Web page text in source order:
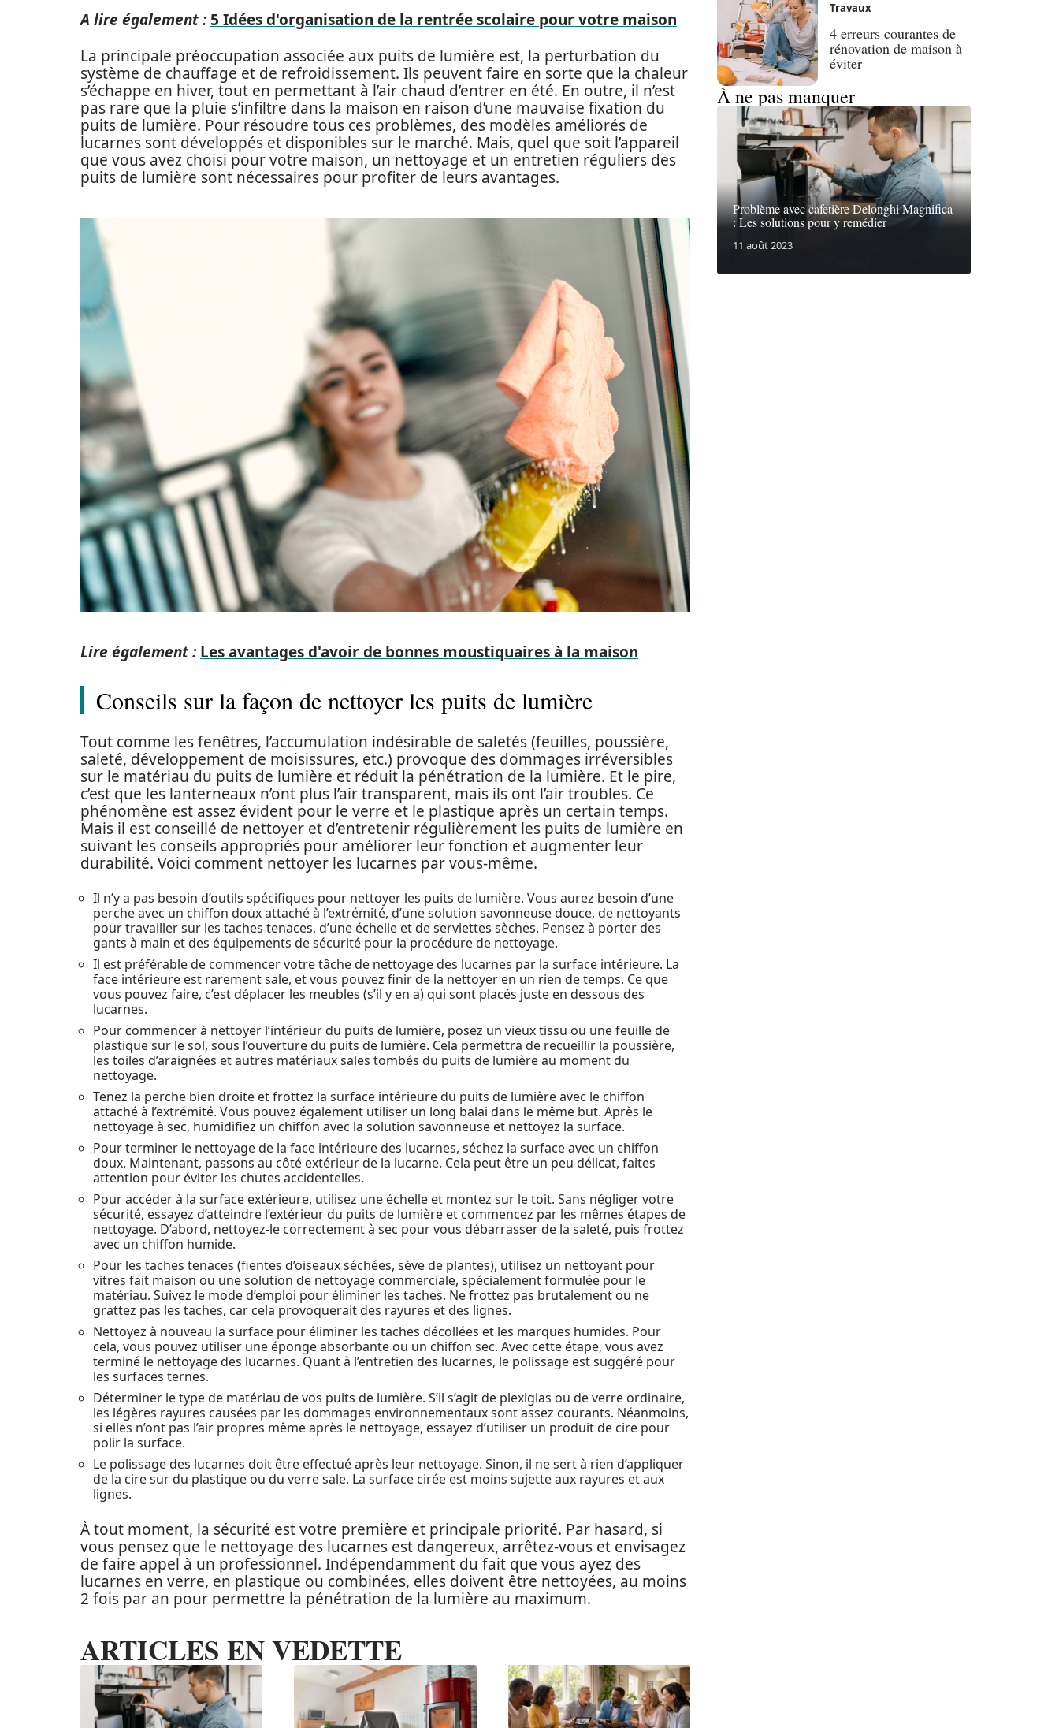
A lire également : 5 Idées d'organisation de la rentrée scolaire pour votre maison
La principale préoccupation associée aux puits de lumière est, la perturbation du
système de chauffage et de refroidissement. Ils peuvent faire en sorte que la chaleur
s’échappe en hiver, tout en permettant à l’air chaud d’entrer en été. En outre, il n’est
pas rare que la pluie s’infiltre dans la maison en raison d’une mauvaise fixation du
puits de lumière. Pour résoudre tous ces problèmes, des modèles améliorés de
lucarnes sont développés et disponibles sur le marché. Mais, quel que soit l’appareil
que vous avez choisi pour votre maison, un nettoyage et un entretien réguliers des
puits de lumière sont nécessaires pour profiter de leurs avantages.
Lire également : Les avantages d'avoir de bonnes moustiquaires à la maison
Conseils sur la façon de nettoyer les puits de lumière
Tout comme les fenêtres, l’accumulation indésirable de saletés (feuilles, poussière,
saleté, développement de moisissures, etc.) provoque des dommages irréversibles
sur le matériau du puits de lumière et réduit la pénétration de la lumière. Et le pire,
c’est que les lanterneaux n’ont plus l’air transparent, mais ils ont l’air troubles. Ce
phénomène est assez évident pour le verre et le plastique après un certain temps.
Mais il est conseillé de nettoyer et d’entretenir régulièrement les puits de lumière en
suivant les conseils appropriés pour améliorer leur fonction et augmenter leur
durabilité. Voici comment nettoyer les lucarnes par vous-même.
Il n’y a pas besoin d’outils spécifiques pour nettoyer les puits de lumière. Vous aurez besoin d’une
perche avec un chiffon doux attaché à l’extrémité, d’une solution savonneuse douce, de nettoyants
pour travailler sur les taches tenaces, d’une échelle et de serviettes sèches. Pensez à porter des
gants à main et des équipements de sécurité pour la procédure de nettoyage.
Il est préférable de commencer votre tâche de nettoyage des lucarnes par la surface intérieure. La
face intérieure est rarement sale, et vous pouvez finir de la nettoyer en un rien de temps. Ce que
vous pouvez faire, c’est déplacer les meubles (s’il y en a) qui sont placés juste en dessous des
lucarnes.
Pour commencer à nettoyer l’intérieur du puits de lumière, posez un vieux tissu ou une feuille de
plastique sur le sol, sous l’ouverture du puits de lumière. Cela permettra de recueillir la poussière,
les toiles d’araignées et autres matériaux sales tombés du puits de lumière au moment du
nettoyage.
Tenez la perche bien droite et frottez la surface intérieure du puits de lumière avec le chiffon
attaché à l’extrémité. Vous pouvez également utiliser un long balai dans le même but. Après le
nettoyage à sec, humidifiez un chiffon avec la solution savonneuse et nettoyez la surface.
Pour terminer le nettoyage de la face intérieure des lucarnes, séchez la surface avec un chiffon
doux. Maintenant, passons au côté extérieur de la lucarne. Cela peut être un peu délicat, faites
attention pour éviter les chutes accidentelles.
Pour accéder à la surface extérieure, utilisez une échelle et montez sur le toit. Sans négliger votre
sécurité, essayez d’atteindre l’extérieur du puits de lumière et commencez par les mêmes étapes de
nettoyage. D’abord, nettoyez-le correctement à sec pour vous débarrasser de la saleté, puis frottez
avec un chiffon humide.
Pour les taches tenaces (fientes d’oiseaux séchées, sève de plantes), utilisez un nettoyant pour
vitres fait maison ou une solution de nettoyage commerciale, spécialement formulée pour le
matériau. Suivez le mode d’emploi pour éliminer les taches. Ne frottez pas brutalement ou ne
grattez pas les taches, car cela provoquerait des rayures et des lignes.
Nettoyez à nouveau la surface pour éliminer les taches décollées et les marques humides. Pour
cela, vous pouvez utiliser une éponge absorbante ou un chiffon sec. Avec cette étape, vous avez
terminé le nettoyage des lucarnes. Quant à l’entretien des lucarnes, le polissage est suggéré pour
les surfaces ternes.
Déterminer le type de matériau de vos puits de lumière. S’il s’agit de plexiglas ou de verre ordinaire,
les légères rayures causées par les dommages environnementaux sont assez courants. Néanmoins,
si elles n’ont pas l’air propres même après le nettoyage, essayez d’utiliser un produit de cire pour
polir la surface.
Le polissage des lucarnes doit être effectué après leur nettoyage. Sinon, il ne sert à rien d’appliquer
de la cire sur du plastique ou du verre sale. La surface cirée est moins sujette aux rayures et aux
lignes.
À tout moment, la sécurité est votre première et principale priorité. Par hasard, si
vous pensez que le nettoyage des lucarnes est dangereux, arrêtez-vous et envisagez
de faire appel à un professionnel. Indépendamment du fait que vous ayez des
lucarnes en verre, en plastique ou combinées, elles doivent être nettoyées, au moins
2 fois par an pour permettre la pénétration de la lumière au maximum.
ARTICLES EN VEDETTE
Travaux
4 erreurs courantes de
rénovation de maison à
éviter
À ne pas manquer
Problème avec cafetière Delonghi Magnifica
: Les solutions pour y remédier
11 août 2023